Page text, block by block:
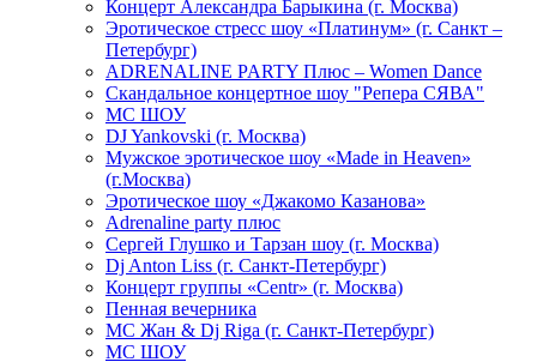
Концерт Александра Барыкина (г. Москва)
Эротическое стресс шоу «Платинум» (г. Санкт –
Петербург)
ADRENALINE PARTY Плюс – Women Dance
Скандальное концертное шоу "Репера СЯВА"
МС ШОУ
DJ Yankovski (г. Москва)
Мужское эротическое шоу «Made in Heaven»
(г.Москва)
Эротическое шоу «Джакомо Казанова»
Adrenaline party плюс
Сергей Глушко и Тарзан шоу (г. Москва)
Dj Anton Liss (г. Санкт-Петербург)
Концерт группы «Centr» (г. Москва)
Пенная вечерника
МС Жан & Dj Riga (г. Санкт-Петербург)
МС ШОУ